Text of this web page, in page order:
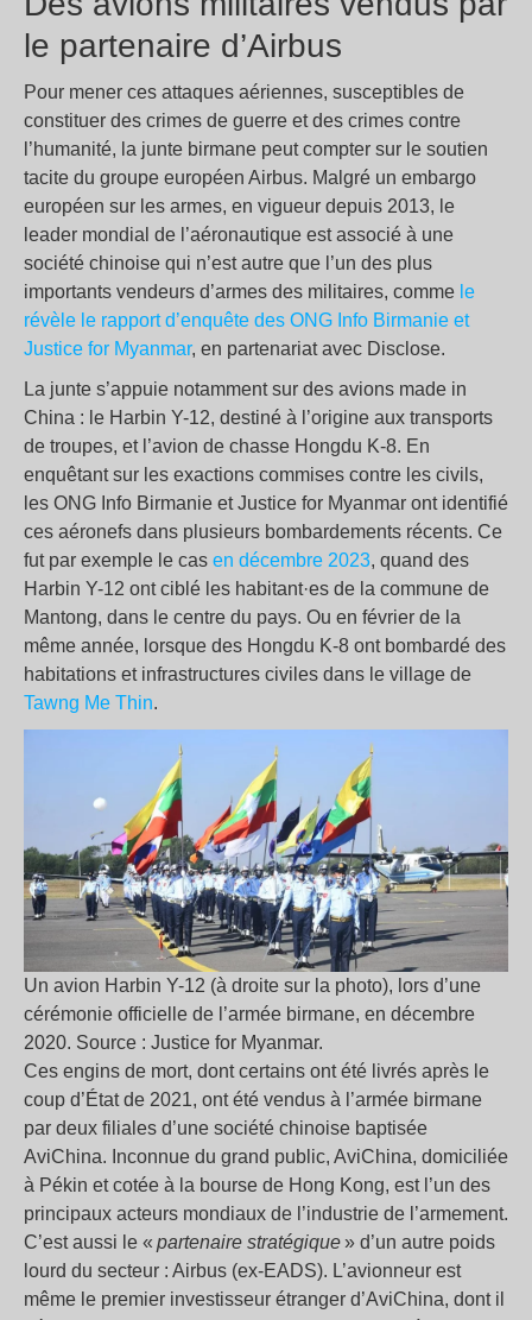
le partenaire d’Airbus
Pour mener ces attaques aériennes, susceptibles de
constituer des crimes de guerre et des crimes contre
l’humanité, la junte birmane peut compter sur le soutien
tacite du groupe européen Airbus. Malgré un embargo
européen sur les armes, en vigueur depuis 2013, le
leader mondial de l’aéronautique est associé à une
société chinoise qui n’est autre que l’un des plus
importants vendeurs d’armes des militaires, comme le
révèle le rapport d’enquête des ONG Info Birmanie et
Justice for Myanmar, en partenariat avec Disclose.
La junte s’appuie notamment sur des avions made in
China : le Harbin Y-12, destiné à l’origine aux transports
de troupes, et l’avion de chasse Hongdu K-8. En
enquêtant sur les exactions commises contre les civils,
les ONG Info Birmanie et Justice for Myanmar ont identifié
ces aéronefs dans plusieurs bombardements récents. Ce
fut par exemple le cas en décembre 2023, quand des
Harbin Y-12 ont ciblé les habitant·es de la commune de
Mantong, dans le centre du pays. Ou en février de la
même année, lorsque des Hongdu K-8 ont bombardé des
habitations et infrastructures civiles dans le village de
Tawng Me Thin.
Un avion Harbin Y-12 (à droite sur la photo), lors d’une
cérémonie officielle de l’armée birmane, en décembre
2020. Source : Justice for Myanmar.
Ces engins de mort, dont certains ont été livrés après le
coup d’État de 2021, ont été vendus à l’armée birmane
par deux filiales d’une société chinoise baptisée
AviChina. Inconnue du grand public, AviChina, domiciliée
à Pékin et cotée à la bourse de Hong Kong, est l’un des
principaux acteurs mondiaux de l’industrie de l’armement.
C’est aussi le « partenaire stratégique» d’un autre poids
lourd du secteur : Airbus (ex-EADS). L’avionneur est
même le premier investisseur étranger d’AviChina, dont il